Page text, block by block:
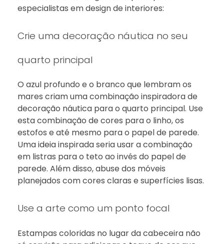
especialistas em design de interiores:
Crie uma decoração náutica no seu
quarto principal
O azul profundo e o branco que lembram os
mares criam uma combinação inspiradora de
decoração náutica para o quarto principal. Use
esta combinação de cores para o linho, os
estofos e até mesmo para o papel de parede.
Uma ideia inspirada seria usar a combinação
em listras para o teto ao invés do papel de
parede. Além disso, abuse dos móveis
planejados com cores claras e superfícies lisas.
Use a arte como um ponto focal
Estampas coloridas no lugar da cabeceira não